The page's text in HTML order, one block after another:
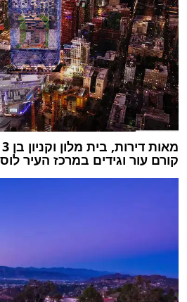
קורם עור וגידים במרכז העיר